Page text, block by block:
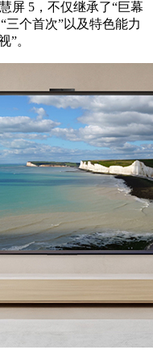
屏 5，不仅继承了“巨幕
三个首次”以及特色能力
”。